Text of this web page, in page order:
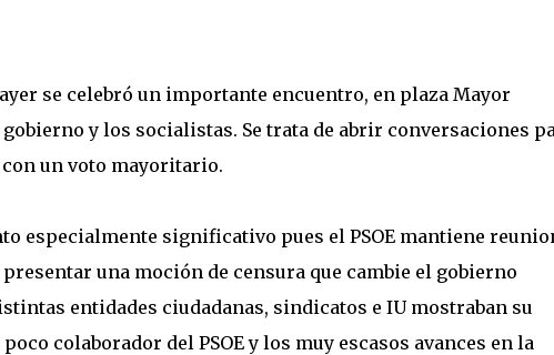
ayer se celebró un importante encuentro, en plaza Mayor
y los socialistas. Se trata de abrir conversaciones
un voto mayoritario.
especialmente significativo pues el PSOE mantiene
presentar una moción de censura que cambie el gobierno
entidades ciudadanas, sindicatos e IU mostraban su
colaborador del PSOE y los muy escasos avances en la